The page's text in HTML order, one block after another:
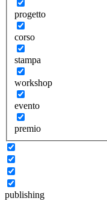
progetto
corso
stampa
workshop
evento
premio
publishing